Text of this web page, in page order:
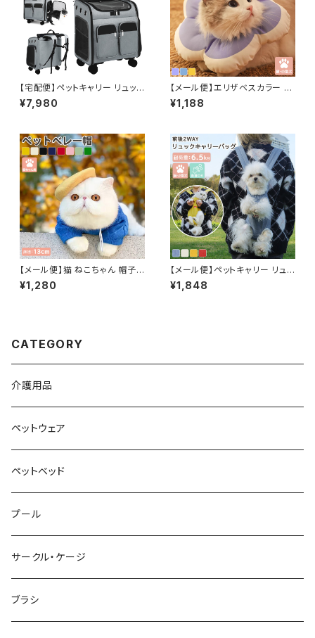
【宅配便】ペットキャリー リュック
バッグ 犬 猫 小型犬 キャスター
付き／pets045
¥7,980
【メール便】エリザベスカラー 犬
小型犬 猫 ペット ペットグッズ 花
ドーナツ ソフト 軽量 クッション
¥1,188
【メール便】猫 ねこちゃん 帽子
ペットグッズ 被り物 ベレー帽 チ
ョボ フェルト調生地 ゴム紐 ／p
¥1,280
【メール便】ペットキャリー リュッ
ク 抱っこ紐 2WAY ペット 犬 猫
小型犬 かばん ペットグッズ ／p
¥1,848
CATEGORY
介護用品
ペットウェア
ペットベッド
プール
サークル・ケージ
ブラシ